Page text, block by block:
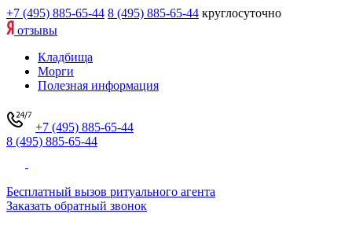
+7 (495) 885-65-44 8 (495) 885-65-44 круглосуточно
отзывы
Кладбища
Морги
Полезная информация
+7 (495) 885-65-44
8 (495) 885-65-44
Бесплатный вызов ритуального агента
Заказать обратный звонок